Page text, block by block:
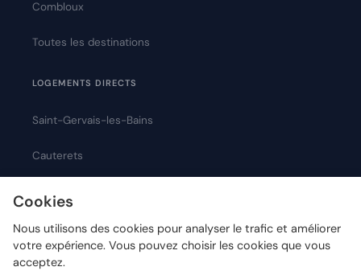
Combloux
Toutes les destinations
LOGEMENTS DIRECTS
Saint-Gervais-les-Bains
Cauterets
Cookies
Nous utilisons des cookies pour analyser le trafic et améliorer
votre expérience. Vous pouvez choisir les cookies que vous
acceptez.